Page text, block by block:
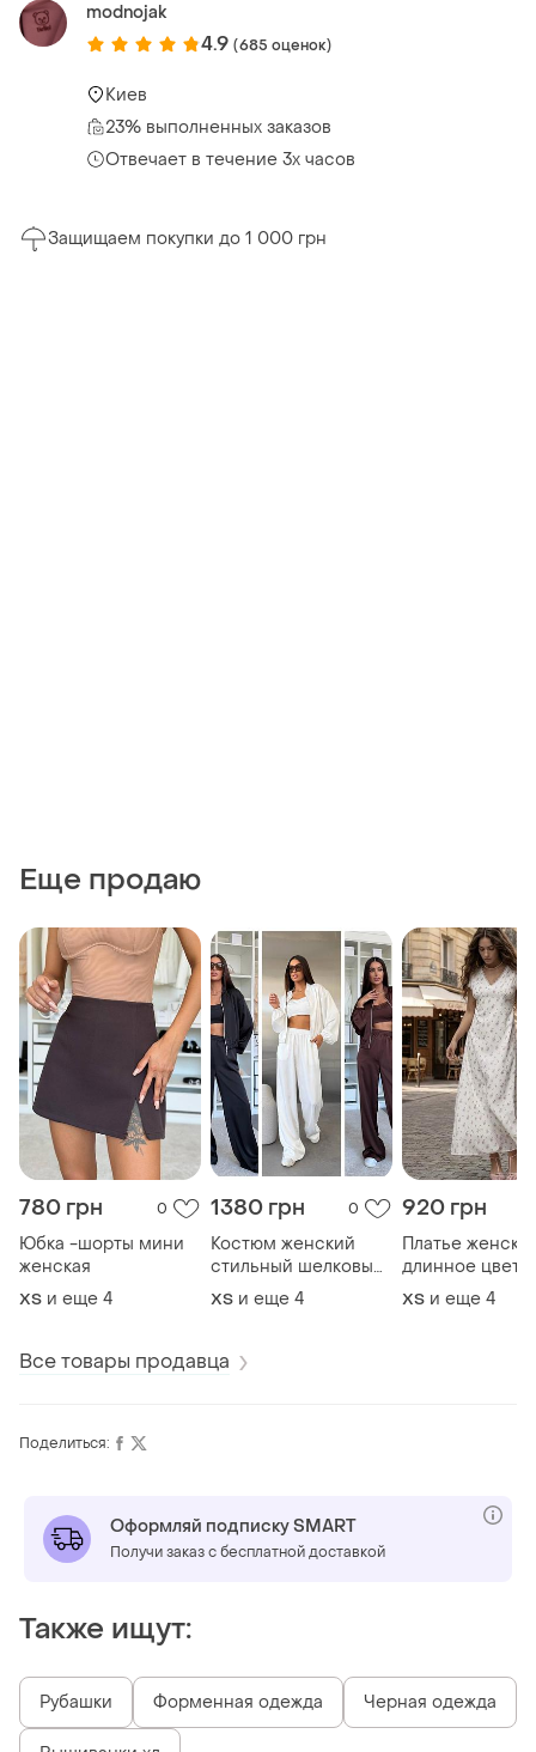
modnojak
4.9 (685 оценок)
Киев
23% выполненных заказов
Отвечает в течение 3х часов
Защищаем покупки до 1 000 грн
Еще продаю
780 грн 0
Юбка -шорты мини
женская
ХS и еще 4
1380 грн 0
Костюм женский
стильный шелковый
с бомбером
ХS и еще 4
920 грн
Платье
длинное
ХS и еще 4
Все товары продавца
Поделиться:
Оформляй подписку SMART
Получи заказ с бесплатной доставкой
Также ищут:
Рубашки Форменная одежда Черная одежда